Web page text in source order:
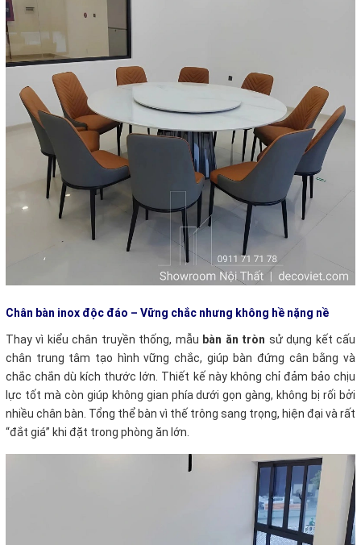
Chân bàn inox độc đáo – Vững chắc nhưng không hề nặng nề
Thay vì kiểu chân truyền thống, mẫu bàn ăn tròn sử dụng kết cấu
chân trung tâm tạo hình vững chắc, giúp bàn đứng cân bằng và
chắc chắn dù kích thước lớn. Thiết kế này không chỉ đảm bảo chịu
lực tốt mà còn giúp không gian phía dưới gọn gàng, không bị rối bởi
nhiều chân bàn. Tổng thể bàn vì thế trông sang trọng, hiện đại và rất
“đắt giá” khi đặt trong phòng ăn lớn.